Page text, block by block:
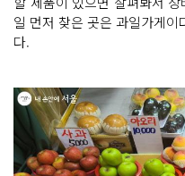
일 먼저 찾은 곳은 과일가게
다.